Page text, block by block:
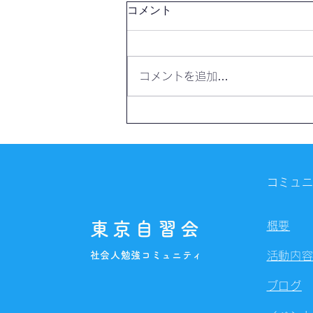
コメント
コメントを追加…
東京自習会
社会人勉強コミュニティ
コミュ
概要
活動内容
ブログ